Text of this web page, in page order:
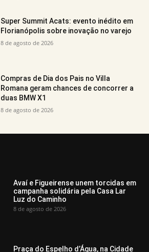
Super Summit Acats: evento inédito em
Florianópolis sobre inovação no varejo
8 de agosto de 2026
Compras de Dia dos Pais no Villa
Romana geram chances de concorrer a
duas BMW X1
8 de agosto de 2026
Avaí e Figueirense unem torcidas em
campanha solidária pela Casa Lar
Luz do Caminho
8 de agosto de 2026
Praça do Espelho d’Água, na Cidade